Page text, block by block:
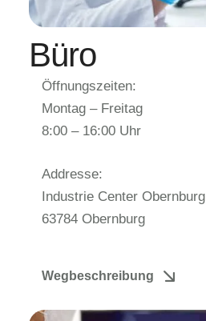
Büro
Addresse:
Industrie Center Obernburg
63784 Obernburg
Wegbeschreibung
Öffnungszeiten:
Montag – Freitag
8:00 – 16:00 Uhr